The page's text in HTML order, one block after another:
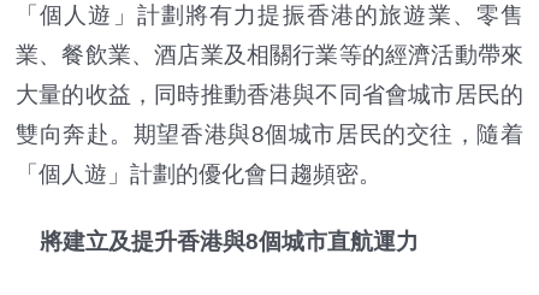
「個人遊」計劃將有力提振香港的旅遊業、零售
業、餐飲業、酒店業及相關行業等的經濟活動帶來
大量的收益，同時推動香港與不同省會城市居民的
雙向奔赴。期望香港與8個城市居民的交往，隨着
「個人遊」計劃的優化會日趨頻密。
將建立及提升香港與8個城市直航運力